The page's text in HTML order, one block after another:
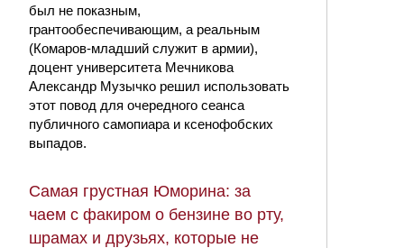
был не показным,
грантообеспечивающим, а реальным
(Комаров-младший служит в армии),
доцент университета Мечникова
Александр Музычко решил использовать
этот повод для очередного сеанса
публичного самопиара и ксенофобских
выпадов.
Самая грустная Юморина: за
чаем с факиром о бензине во рту,
шрамах и друзьях, которые не